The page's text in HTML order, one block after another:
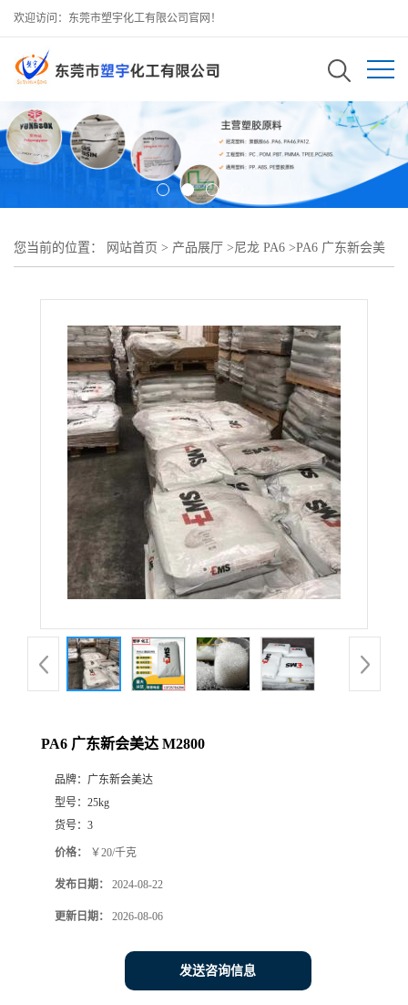
欢迎访问：东莞市塑宇化工有限公司官网！
您当前的位置： 网站首页 > 产品展厅 >尼龙 PA6 >PA6 广东新会美
PA6 广东新会美达 M2800
品牌： 广东新会美达
型号： 25kg
货号： 3
价格： ￥20/千克
发布日期： 2024-08-22
更新日期： 2026-08-06
发送咨询信息